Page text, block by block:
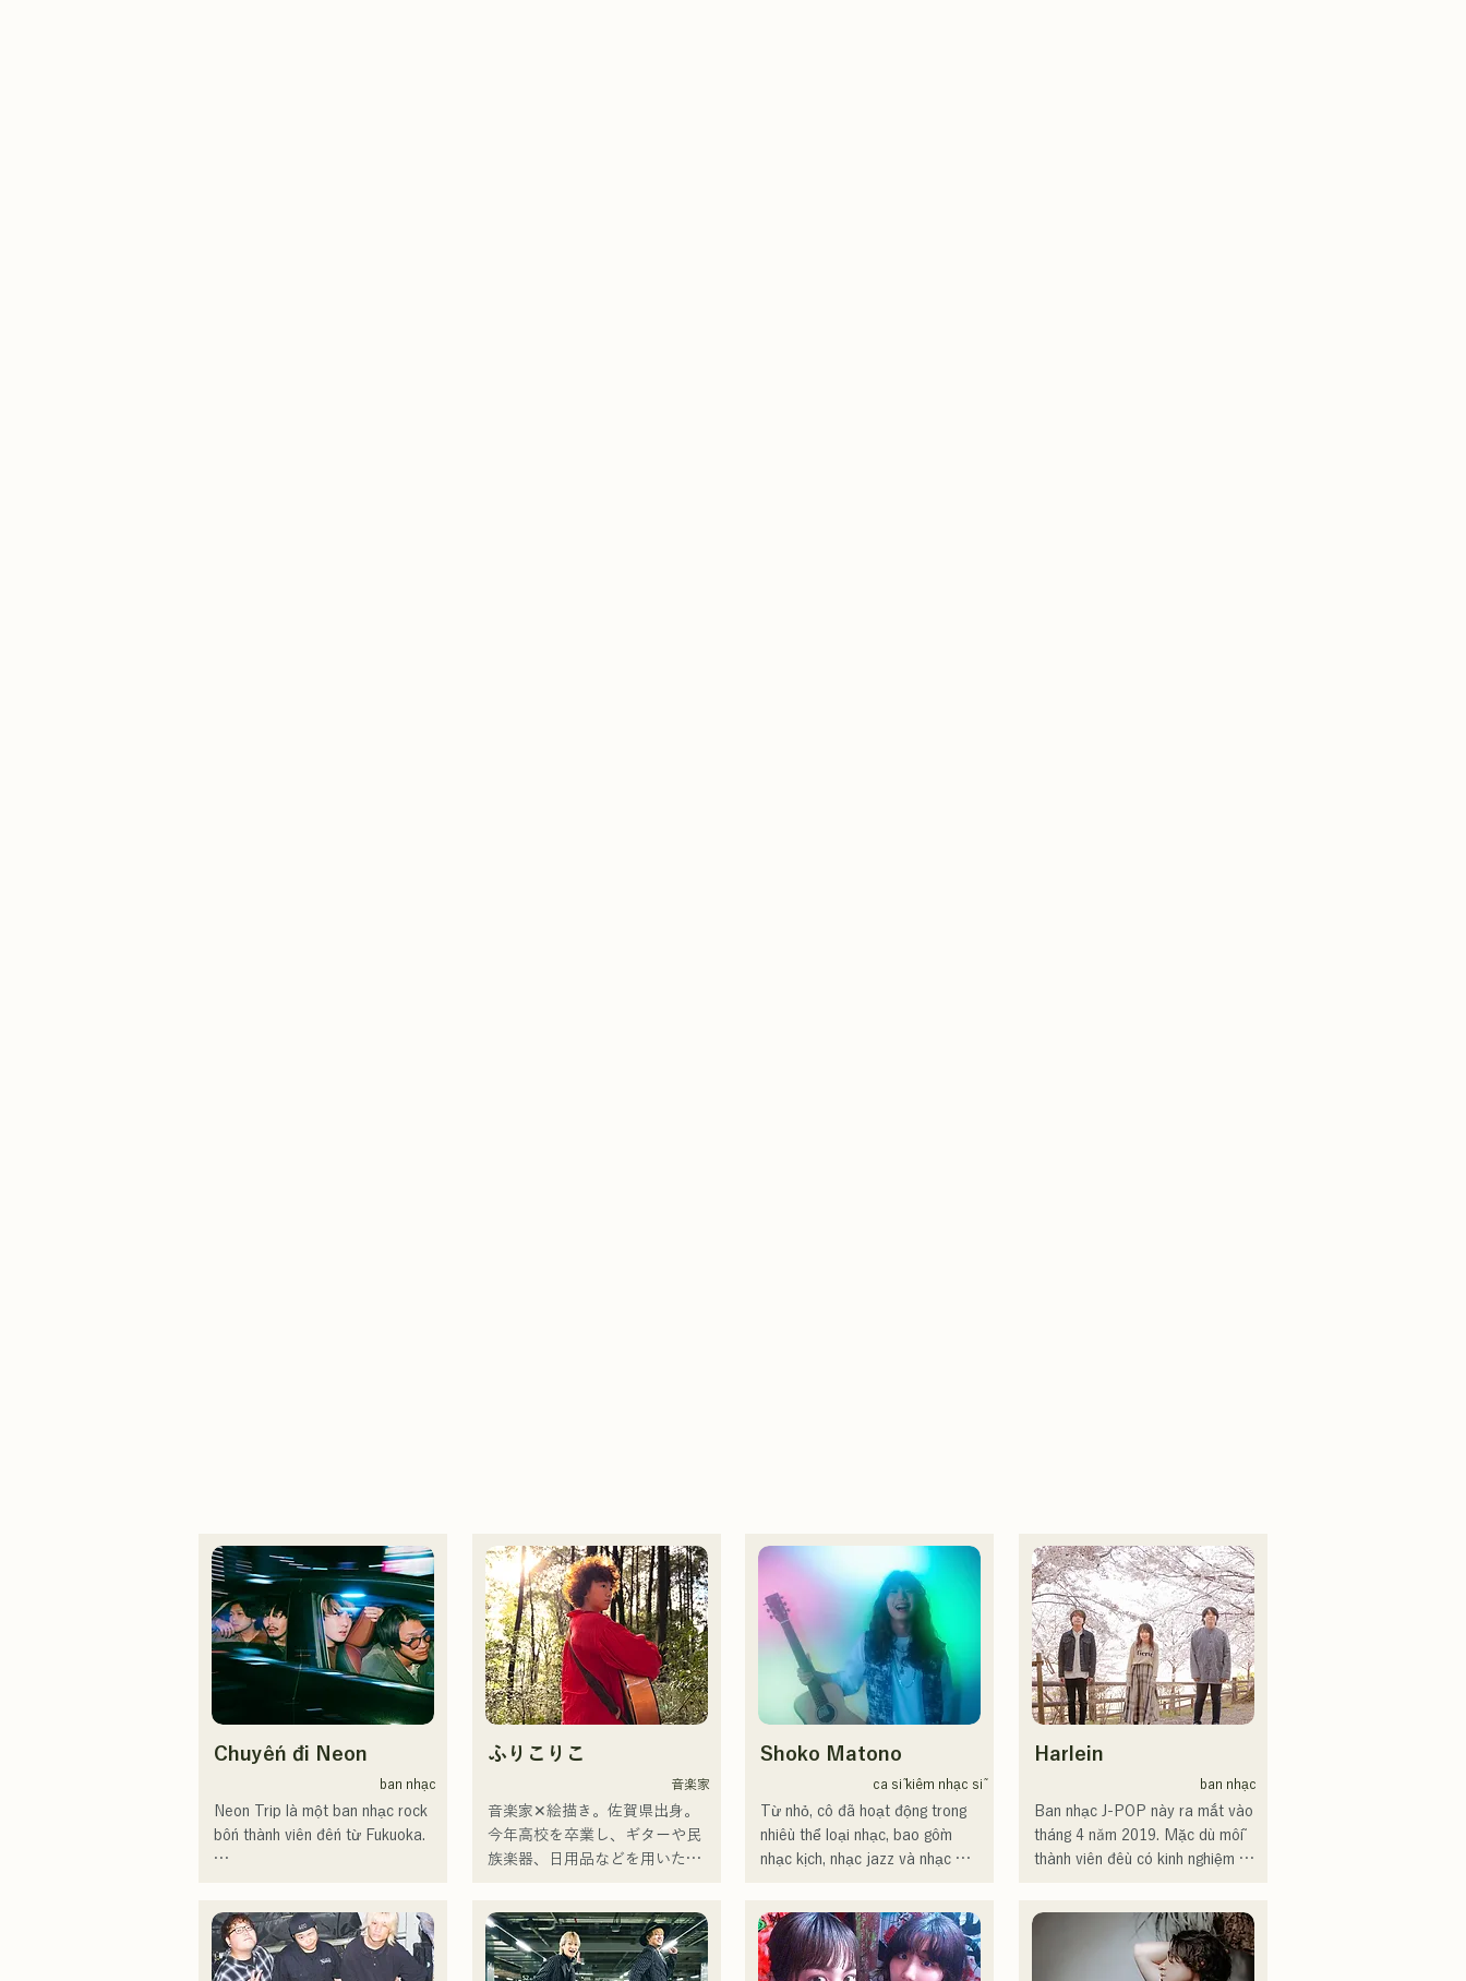
Chuyến đi Neon
ban nhạc
Neon Trip là một ban nhạc rock
bốn thành viên đến từ Fukuoka.
năm 2023.
ふりこりこ
音楽家
音楽家✕絵描き。佐賀県出身。
今年高校を卒業し、ギターや民
族楽器、日用品などを用いた、
制作に励む。枠に収まりきれな
いマルチな表現スタイルを確立
Shoko Matono
ca sĩ kiêm nhạc sĩ
Từ nhỏ, cô đã hoạt động trong
nhiều thể loại nhạc, bao gồm
nhạc kịch, nhạc jazz và nhạc
Cô đã xuất hiện trên nhiều
phương tiện truyền thông, chủ
Harlein
ban nhạc
Ban nhạc J-POP này ra mắt vào
tháng 4 năm 2019. Mặc dù mỗi
thành viên đều có kinh nghiệm và
định thành lập một ban nhạc với
những mục tiêu âm nhạc mới.